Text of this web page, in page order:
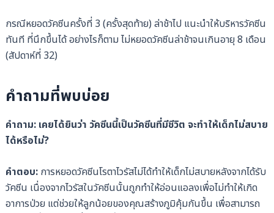
กรณีหยอดวัคซีนครั้งที่ 3 (ครั้งสุดท้าย) ล่าช้าไป แนะนำให้บริหารวัคซีน
ทันที ที่นึกขึ้นได้ อย่างไรก็ตาม ไม่หยอดวัคซีนล่าช้าจนเกินอายุ 8 เดือน
(สัปดาห์ที่ 32)
คำถามที่พบบ่อย
คำถาม: เคยได้ยินว่า วัคซีนนี้เป็นวัคซีนที่มีชีวิต จะทำให้เด็กไม่สบาย
ได้หรือไม่?
คำตอบ: การหยอดวัคซีนโรตาไวรัสไม่ได้ทำให้เด็กไม่สบายหลังจากได้รับ
วัคซีน เนื่องจากไวรัสในวัคซีนนั้นถูกทำให้อ่อนแอลงเพื่อไม่ทำให้เกิด
อาการป่วย แต่ช่วยให้ลูกน้อยของคุณสร้างภูมิคุ้มกันขึ้น เพื่อสามารถ